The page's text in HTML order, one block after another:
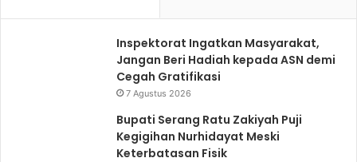
m
n
a
u
t
y
Inspektorat Ingatkan Masyarakat,
Jangan Beri Hadiah kepada ASN demi
Cegah Gratifikasi
7 Agustus 2026
Bupati Serang Ratu Zakiyah Puji
Kegigihan Nurhidayat Meski
Keterbatasan Fisik